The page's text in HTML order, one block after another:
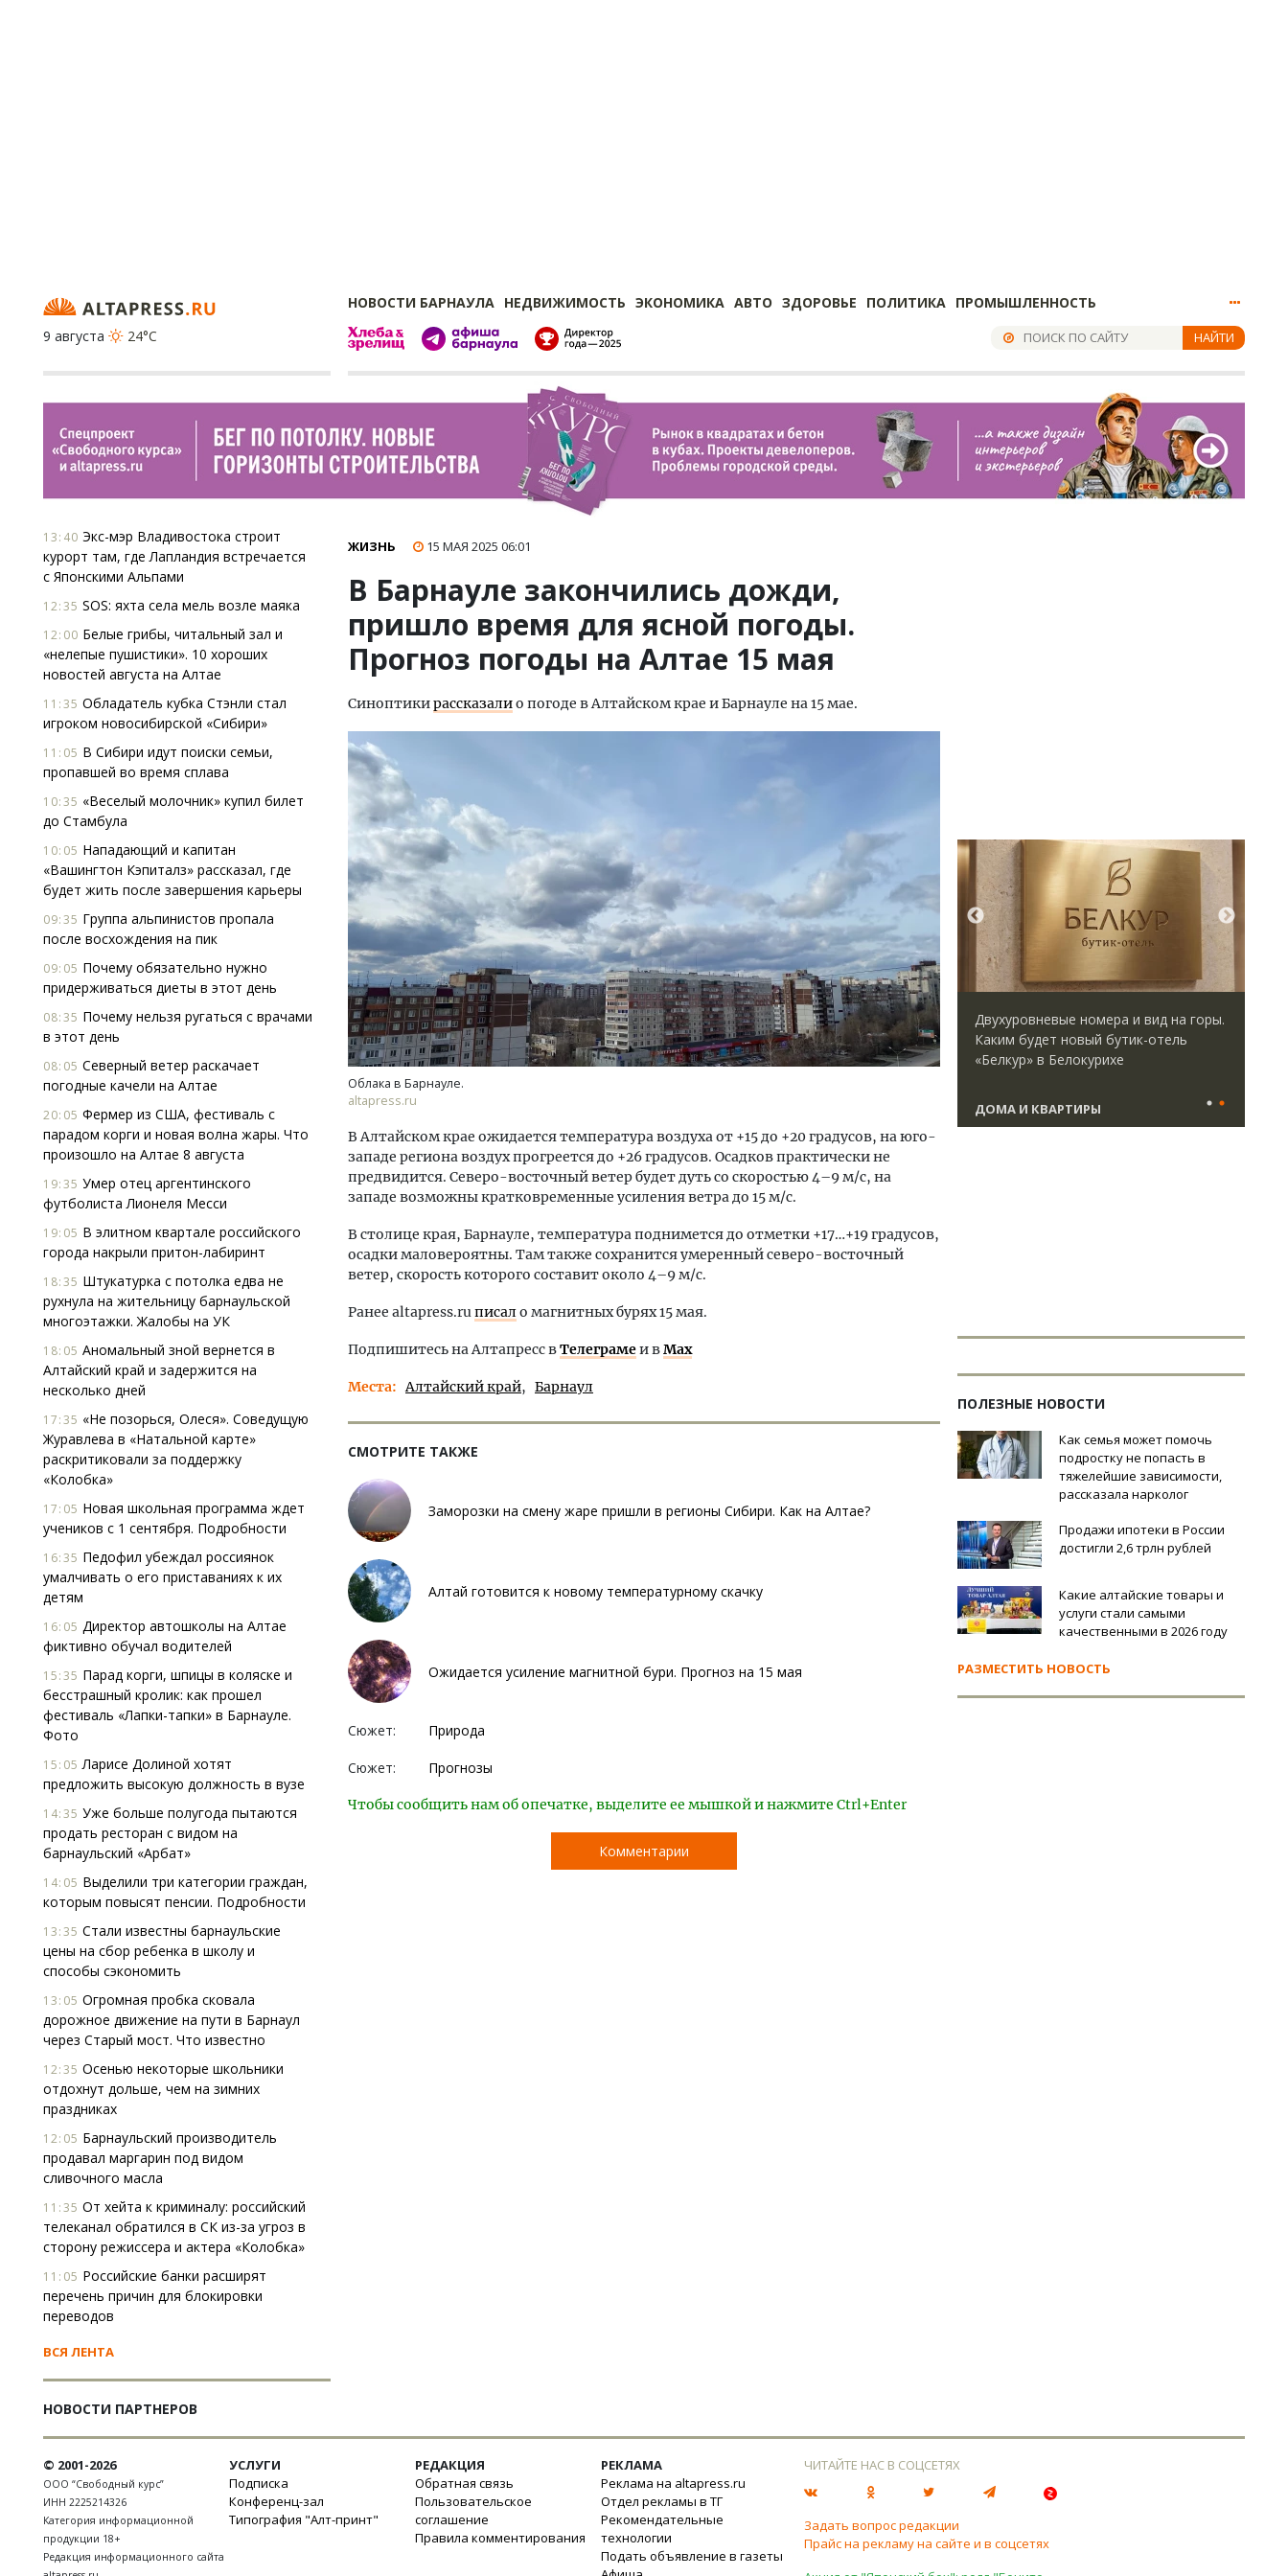
НОВОСТИ БАРНАУЛА НЕДВИЖИМОСТЬ ЭКОНОМИКА АВТО ЗДОРОВЬЕ ПОЛИТИКА ПРОМЫШЛЕННОСТЬ
9 августа
24°C НАЙТИ
13:40 Экс-мэр Владивостока строит
курорт там, где Лапландия встречается
с Японскими Альпами
12:35 SOS: яхта села мель возле маяка
12:00 Белые грибы, читальный зал и
«нелепые пушистики». 10 хороших
новостей августа на Алтае
11:35 Обладатель кубка Стэнли стал
игроком новосибирской «Сибири»
11:05 В Сибири идут поиски семьи,
пропавшей во время сплава
10:35 «Веселый молочник» купил билет
до Стамбула
10:05 Нападающий и капитан
«Вашингтон Кэпиталз» рассказал, где
будет жить после завершения карьеры
09:35 Группа альпинистов пропала
после восхождения на пик
09:05 Почему обязательно нужно
придерживаться диеты в этот день
08:35 Почему нельзя ругаться с врачами
в этот день
08:05 Северный ветер раскачает
погодные качели на Алтае
20:05 Фермер из США, фестиваль с
парадом корги и новая волна жары. Что
произошло на Алтае 8 августа
19:35 Умер отец аргентинского
футболиста Лионеля Месси
19:05 В элитном квартале российского
города накрыли притон-лабиринт
18:35 Штукатурка с потолка едва не
рухнула на жительницу барнаульской
многоэтажки. Жалобы на УК
18:05 Аномальный зной вернется в
Алтайский край и задержится на
несколько дней
17:35 «Не позорься, Олеся». Соведущую
Журавлева в «Натальной карте»
раскритиковали за поддержку
«Колобка»
17:05 Новая школьная программа ждет
учеников с 1 сентября. Подробности
16:35 Педофил убеждал россиянок
умалчивать о его приставаниях к их
детям
16:05 Директор автошколы на Алтае
фиктивно обучал водителей
15:35 Парад корги, шпицы в коляске и
бесстрашный кролик: как прошел
фестиваль «Лапки-тапки» в Барнауле.
Фото
15:05 Ларисе Долиной хотят
предложить высокую должность в вузе
14:35 Уже больше полугода пытаются
продать ресторан с видом на
барнаульский «Арбат»
14:05 Выделили три категории граждан,
которым повысят пенсии. Подробности
13:35 Стали известны барнаульские
цены на сбор ребенка в школу и
способы сэкономить
13:05 Огромная пробка сковала
дорожное движение на пути в Барнаул
через Старый мост. Что известно
12:35 Осенью некоторые школьники
отдохнут дольше, чем на зимних
праздниках
12:05 Барнаульский производитель
продавал маргарин под видом
сливочного масла
11:35 От хейта к криминалу: российский
телеканал обратился в СК из-за угроз в
сторону режиссера и актера «Колобка»
11:05 Российские банки расширят
перечень причин для блокировки
переводов
ВСЯ ЛЕНТА
НОВОСТИ ПАРТНЕРОВ
ЖИЗНЬ 15 МАЯ 2025 06:01
В Барнауле закончились дожди,
пришло время для ясной погоды.
Прогноз погоды на Алтае 15 мая
Синоптикирассказалио погоде в Алтайском крае и Барнауле на 15 мае.
Облака в Барнауле.
altapress.ru
В Алтайском крае ожидается температура воздуха от +15 до +20 градусов, на юго-
западе региона воздух прогреется до +26 градусов. Осадков практически не
предвидится. Северо-восточный ветер будет дуть со скоростью 4–9 м/с, на
западе возможны кратковременные усиления ветра до 15 м/с.
В столице края, Барнауле, температура поднимется до отметки +17…+19 градусов,
осадки маловероятны. Там также сохранится умеренный северо-восточный
ветер, скорость которого составит около 4–9 м/с.
Ранее altapress.ruписало магнитных бурях 15 мая.
Подпишитесь на Алтапресс вТелеграмеи вMax
Места Алтайский край Барнаул
СМОТРИТЕ ТАКЖЕ
Заморозки на смену жаре пришли в регионы Сибири. Как на Алтае?
Алтай готовится к новому температурному скачку
Ожидается усиление магнитной бури. Прогноз на 15 мая
Сюжет: Природа
Сюжет: Прогнозы
Чтобы сообщить нам об опечатке, выделите ее мышкой и нажмите Ctrl+Enter
Комментарии
Двухуровневые номера и вид на горы.
Каким будет новый бутик-отель
«Белкур» в Белокурихе
ДОМА И КВАРТИРЫ
Ищем новые берега. Гендиректор
«Жилищной инициативы» Юрий
Гатилов — о том, как девелоперу
Двухуровневые номера и вид на горы.
Каким будет новый бутик-отель
«Белкур» в Белокурихе
ДОМА И КВАРТИРЫ
ПОЛЕЗНЫЕ НОВОСТИ
Как семья может помочь
подростку не попасть в
тяжелейшие зависимости,
рассказала нарколог
Продажи ипотеки в России
достигли 2,6 трлн рублей
Какие алтайские товары и
услуги стали самыми
качественными в 2026 году
РАЗМЕСТИТЬ НОВОСТЬ
© 2001-2026
ООО “Свободный курс”
ИНН 2225214326
Категория информационной
продукции 18+
Редакция информационного сайта
УСЛУГИ
Подписка
Конференц-зал
Типография "Алт-принт"
РЕДАКЦИЯ
Обратная связь
Пользовательское
соглашение
Правила комментирования
РЕКЛАМА
Реклама на altapress.ru
Отдел рекламы в ТГ
Рекомендательные
технологии
Подать объявление в газеты
ЧИТАЙТЕ НАС В СОЦСЕТЯХ
Задать вопрос редакции
Прайс на рекламу на сайте и в соцсетях